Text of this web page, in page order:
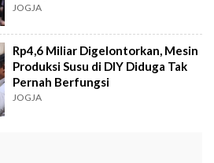
JOGJA
Rp4,6 Miliar Digelontorkan, Mesin
Produksi Susu di DIY Diduga Tak
Pernah Berfungsi
JOGJA